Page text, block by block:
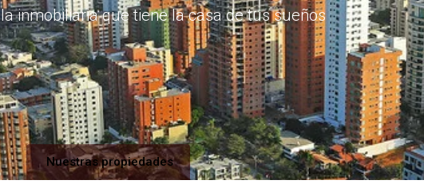
la inmobiliaria que tiene la casa de tus sueños
Nuestras propiedades